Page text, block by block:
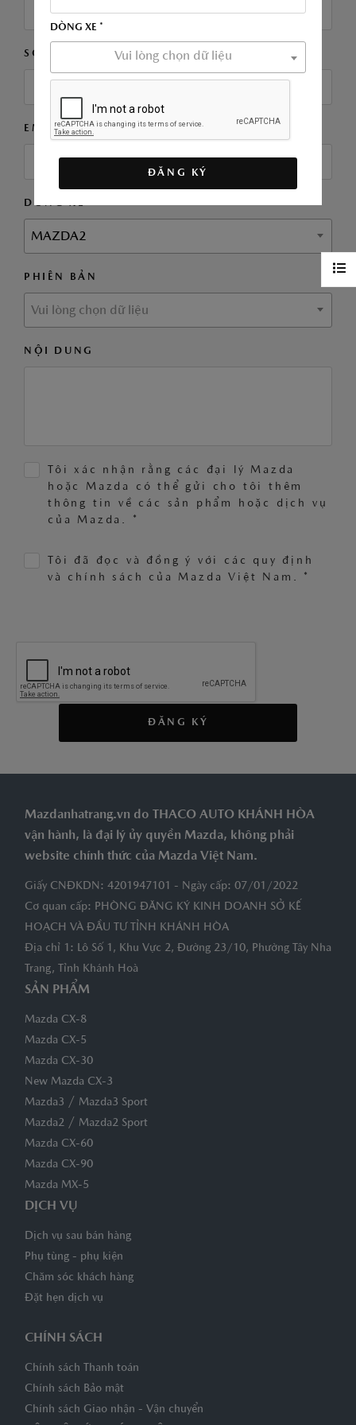
SỐ ĐIỆN THOẠI *
EMAIL
DÒNG XE *
MAZDA2
PHIÊN BẢN
Vui lòng chọn dữ liệu
NỘI DUNG
Tôi xác nhận rằng các đại lý Mazda
hoặc Mazda có thể gửi cho tôi thêm
thông tin về các sản phẩm hoặc dịch vụ
của Mazda. *
Tôi đã đọc và đồng ý với các quy định
và chính sách của Mazda Việt Nam. *
ĐĂNG KÝ
Mazdanhatrang.vn do THACO AUTO KHÁNH HÒA
vận hành, là đại lý ủy quyền Mazda, không phải
website chính thức của Mazda Việt Nam.
Giấy CNĐKDN: 4201947101 - Ngày cấp: 07/01/2022
Cơ quan cấp: PHÒNG ĐĂNG KÝ KINH DOANH SỞ KẾ
HOẠCH VÀ ĐẦU TƯ TỈNH KHÁNH HÒA
Địa chỉ 1: Lô Số 1, Khu Vực 2, Đường 23/10, Phường Tây Nha
Trang, Tỉnh Khánh Hoà
SẢN PHẨM
Mazda CX-8
Mazda CX-5
Mazda CX-30
New Mazda CX-3
Mazda3 / Mazda3 Sport
Mazda2 / Mazda2 Sport
Mazda CX-60
Mazda CX-90
Mazda MX-5
DỊCH VỤ
Dịch vụ sau bán hàng
Phụ tùng - phụ kiện
Chăm sóc khách hàng
Đặt hẹn dịch vụ
CHÍNH SÁCH
Chính sách Thanh toán
Chính sách Bảo mật
Chính sách Giao nhận - Vận chuyển
DÒNG XE *
Vui lòng chọn dữ liệu
ĐĂNG KÝ